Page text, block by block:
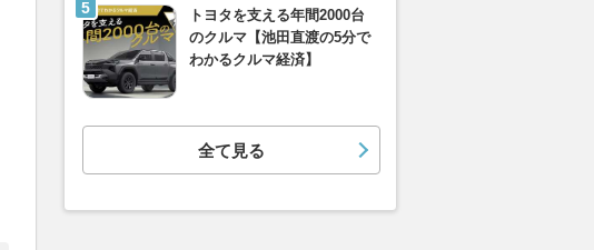
トヨタを支える年間2000台
のクルマ【池田直渡の5分で
わかるクルマ経済】
全て見る